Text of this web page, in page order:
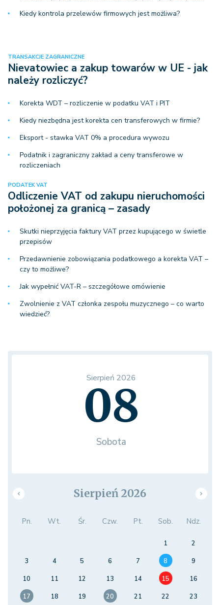
Kiedy kontrola przelewów firmowych jest możliwa?
TRANSAKCJE ZAGRANICZNE
Nievatowiec a zakup towarów w UE - jak
należy rozliczyć?
Korekta WDT – rozliczenie w podatku VAT i PIT
Kiedy niezbędna jest korekta cen transferowych w firmie?
Eksport - stawka VAT 0% a procedura wywozu
Podatnik i zagraniczny zakład a ceny transferowe w
rozliczeniach
PODATEK VAT
Odliczenie VAT od zakupu nieruchomości
położonej za granicą – zasady
Skutki nieprzyjęcia faktury VAT przez kupującego w świetle
przepisów
Przedawnienie zobowiązania podatkowego a korekta VAT –
czy to możliwe?
Jak wypełnić VAT-R – szczegółowe omówienie
Zwolnienie z VAT członka zespołu muzycznego – co warto
wiedzieć?
Sierpień 2026
08
Sobota
Sierpień 2026
Pn. Wt. Śr. Czw. Pt. Sob. Ndz.
1
2
3
4 5 6 7 8
9
10
11 12 13 14 15
16
17
18 19 20 21 22 23